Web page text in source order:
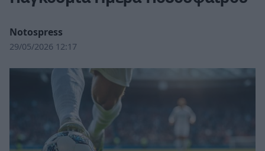
Notospress
29/05/2026 12:17